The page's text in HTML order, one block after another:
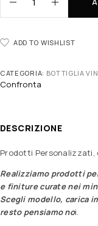
ADD TO WISHLIST
CATEGORIA: BOTTIGLIA
Confronta
DESCRIZIONE
Prodotti
Realizziamo prodotti
e finiture curate nei
Scegli modello, carica
resto pensiamo noi.